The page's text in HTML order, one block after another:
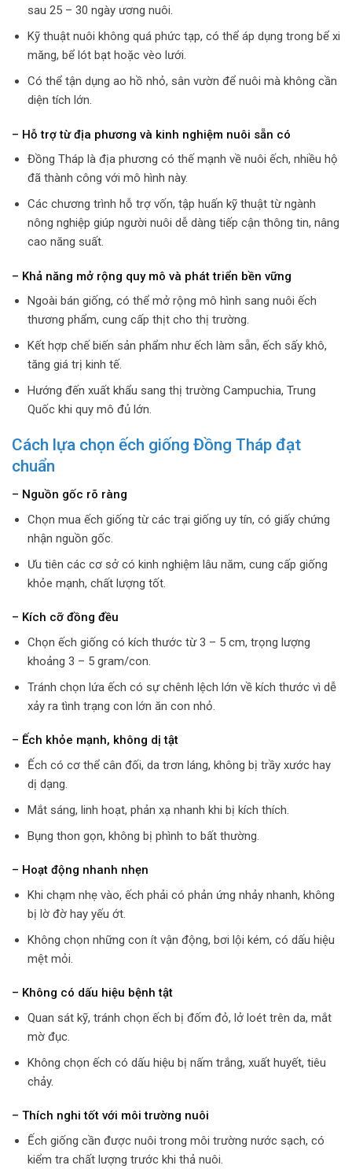
sau 25 – 30 ngày ương nuôi.
Kỹ thuật nuôi không quá phức tạp, có thể áp dụng trong bể xi
măng, bể lót bạt hoặc vèo lưới.
Có thể tận dụng ao hồ nhỏ, sân vườn để nuôi mà không cần
diện tích lớn.
– Hỗ trợ từ địa phương và kinh nghiệm nuôi sẵn có
Đồng Tháp là địa phương có thế mạnh về nuôi ếch, nhiều hộ
đã thành công với mô hình này.
Các chương trình hỗ trợ vốn, tập huấn kỹ thuật từ ngành
nông nghiệp giúp người nuôi dễ dàng tiếp cận thông tin, nâng
cao năng suất.
– Khả năng mở rộng quy mô và phát triển bền vững
Ngoài bán giống, có thể mở rộng mô hình sang nuôi ếch
thương phẩm, cung cấp thịt cho thị trường.
Kết hợp chế biến sản phẩm như ếch làm sẵn, ếch sấy khô,
tăng giá trị kinh tế.
Hướng đến xuất khẩu sang thị trường Campuchia, Trung
Quốc khi quy mô đủ lớn.
Cách lựa chọn ếch giống Đồng Tháp đạt
chuẩn
– Nguồn gốc rõ ràng
Chọn mua ếch giống từ các trại giống uy tín, có giấy chứng
nhận nguồn gốc.
Ưu tiên các cơ sở có kinh nghiệm lâu năm, cung cấp giống
khỏe mạnh, chất lượng tốt.
– Kích cỡ đồng đều
Chọn ếch giống có kích thước từ 3 – 5 cm, trọng lượng
khoảng 3 – 5 gram/con.
Tránh chọn lứa ếch có sự chênh lệch lớn về kích thước vì dễ
xảy ra tình trạng con lớn ăn con nhỏ.
– Ếch khỏe mạnh, không dị tật
Ếch có cơ thể cân đối, da trơn láng, không bị trầy xước hay
dị dạng.
Mắt sáng, linh hoạt, phản xạ nhanh khi bị kích thích.
Bụng thon gọn, không bị phình to bất thường.
– Hoạt động nhanh nhẹn
Khi chạm nhẹ vào, ếch phải có phản ứng nhảy nhanh, không
bị lờ đờ hay yếu ớt.
Không chọn những con ít vận động, bơi lội kém, có dấu hiệu
mệt mỏi.
– Không có dấu hiệu bệnh tật
Quan sát kỹ, tránh chọn ếch bị đốm đỏ, lở loét trên da, mắt
mờ đục.
Không chọn ếch có dấu hiệu bị nấm trắng, xuất huyết, tiêu
chảy.
– Thích nghi tốt với môi trường nuôi
Ếch giống cần được nuôi trong môi trường nước sạch, có
kiểm tra chất lượng trước khi thả nuôi.